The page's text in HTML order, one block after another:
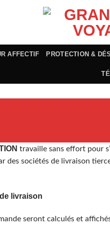
AFFECTIF PROTECTION &
travaille sans effort pour
des sociétés de livraison
livraison
seront calculés et